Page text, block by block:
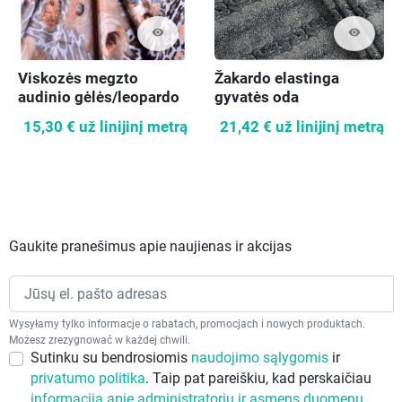
visibility
Viskozės megzto
audinio gėlės/leopardo
15,30 € už linijinį metrą
visibility
Žakardo elastinga
gyvatės oda
21,42 € už linijinį metrą
Gaukite pranešimus apie naujienas ir akcijas
Wysyłamy tylko informacje o rabatach, promocjach i nowych produktach.
Możesz zrezygnować w każdej chwili.
Sutinku su bendrosiomis naudojimo sąlygomis ir
privatumo politika. Taip pat pareiškiu, kad perskaičiau